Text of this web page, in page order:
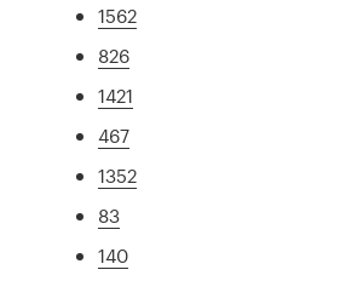
1562
826
1421
467
1352
83
140